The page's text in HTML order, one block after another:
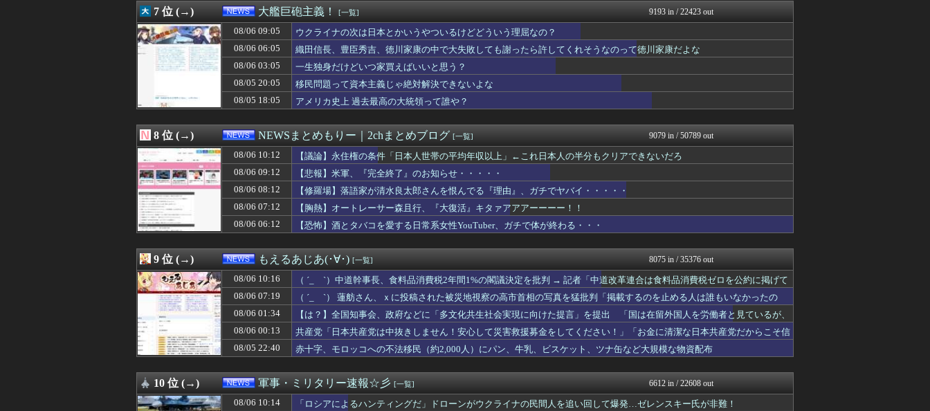
08/06 08:00
姚文元とは何者か——四人組で唯一「筆」だけで権力を握った男
ネトウヨにゅーす
08/06 07:55
北海道函館市 女子高校生の首をシャーペンで刺す…41歳の男を現行犯逮捕 面識な...
08/06 07:40
中国人男、スリ目的で日本入国か 山手線で女性から財布を盗む 捜査員に現行犯逮捕...
08/06 07:34
【為替相場】米ADPは市場予想をやや下回るもドル円に大きな値動きなし 米イラン...
かせまと！
08/06 07:33
【朗報】俺たちのラ・ムー やっぱり安い！
かせまと！
08/06 07:30
【物議】倉田真由美さん「警官を非難する人間は、一体誰の命を守りたいのか」
北朝鮮、日本に警告。「戦犯国家に戻ろうとしている日本に軍事的選択肢を検討」
08/06 07:29
スーツ着てるのに電車で何もしてない人のIQは79以下
まとめたニュース
08/06 07:28
ロシア戦車工場が攻撃されないのは、ウクライナ側が標的優先順位は低いとは判断か？...
08/06 07:19
格安電気代のためにインフラ投資を怠った韓国、朝鮮半島全域を猛暑が直撃してしまっ...
U-1 NEWS.
08/06 07:12
【胸熱】オートレーサー森且行、『大復活』キタァアアアーーーー！！
08/06 07:10
【速報】病院の屋上で「死神に扮して」患者をじっと見つめていた男性を逮捕
おーるじゃんる
08/06 07:06
【悲報】桐谷さん「人生かけて7億円貯めたのにガンで死ぬかも。もっと素直に遊べば...
08/06 07:05
反高市な自民党議員がモーニングショーに生出演、すると普段は自民を叩きまくりの某...
U-1 NEWS.
08/06 07:03
【ひまわり学級】支援学級に名前は必要なのか？
08/06 07:03
エアコンのクリーニングしてないやつｗｗｗｗｗｗｗｗ
08/06 07:02
【辺野古転覆】同志社国際高の説明、嘘だらけだった…ヘリ基地反対協議会の虚偽説明...
モナニュース
08/06 07:00
アメリカ「日本の円安ヤバくね？アジア経済に影響出るし。」
痛いニュース(ﾉ∀`)
08/06 07:00
各社のAI、続々と暴走 勝手に人間のフリをしてサイバー攻撃を仕掛ける事件が相次...
オレ的ゲーム速報＠刃
08/06 07:00
辺野古転覆 タクシー運転手が初証言 負傷生徒「海水死ぬほど飲んだ」「手を骨折し...
ゴタゴタシタニュース
08/06 07:00
【栃木】「コンビニ馬鹿にすんなよ」のオーナー夫婦、不起訴
みそパンNEWS
08/06 06:55
佐賀県のブランドいちご「いちごさん」の苗2000株盗まれる [8/5]
国難にあってもの申す！！
08/06 06:44
若者「ディズニーっておばさんの行くところでしょ」←マジか
まとめたニュース
08/06 06:40
氷河期おじさん（通称:ヒョガおじ）を徴兵して台湾に派遣するべきという風潮、徐々...
にゅーすアルー！
08/06 06:40
赤く染まってるねえ 〜 【韓国警察】侮辱容疑で韓国スターバックスに家宅捜索 ｢...
反日愚国 恨寓瘻
08/06 06:33
コストコの良さが分からんのやけど
かせまと！
08/06 06:13
イオンモール熊本の爆発､ガス管に残っていたLPガスが漏れたことが原因か 経産省...
理想ちゃんねる
08/06 06:07
【速報】日本製メモリに世界中から注文殺到！！！ １兆５０００億円で工場増築へ
あじあニュースちゃんねる
08/06 06:05
商用化目指す光量子コンピューターが稼働 研究拠点で世界初…産総研など！
軍事・ミリタリー速報☆彡
08/06 06:05
織田信長、豊臣秀吉、徳川家康の中で大失敗しても謝ったら許してくれそうなのって徳...
大艦巨砲主義！
7 位 (→) 大艦巨砲主義！ [一覧] 9193 in / 22423 out
08/06 09:05
ウクライナの次は日本とかいうやついるけどどういう理屈なの？
08/06 06:05
織田信長、豊臣秀吉、徳川家康の中で大失敗しても謝ったら許してくれそうなのって徳川家康だよな
08/06 03:05
一生独身だけどいつ家買えばいいと思う？
08/05 20:05
移民問題って資本主義じゃ絶対解決できないよな
08/05 18:05
アメリカ史上 過去最高の大統領って誰や？
8 位 (→) NEWSまとめもりー｜2chまとめブログ [一覧] 9079 in / 50789 out
08/06 10:12
【議論】永住権の条件「日本人世帯の平均年収以上」←これ日本人の半分もクリアできないだろ
08/06 09:12
【悲報】米軍、『完全終了』のお知らせ・・・・・
08/06 08:12
【修羅場】落語家が清水良太郎さんを恨んでる『理由』、ガチでヤバイ・・・・・
08/06 07:12
【胸熱】オートレーサー森且行、『大復活』キタァアアアーーーー！！
08/06 06:12
【恐怖】酒とタバコを愛する日常系女性YouTuber、ガチで体が終わる・・・
9 位 (→) もえるあじあ(･∀･) [一覧] 8075 in / 35376 out
08/06 10:16
（ ´_ゝ`）中道幹事長、食料品消費税2年間1%の閣議決定を批判 → 記者「中道改革連合は食料品消費税ゼロを公約に掲げて
いたが？」→ 階猛氏「
08/06 07:19
（ ´_ゝ`） 蓮舫さん、ｘに投稿された被災地視察の高市首相の写真を猛批判「掲載するのを止める人は誰もいなかったの
か」「あまりにも愕然としています」
08/06 01:34
【は？】全国知事会、政府などに「多文化共生社会実現に向けた提言」を提出 「国は在留外国人を労働者と見ているが、
日本人と同じ生活者」
08/06 00:13
共産党「日本共産党は中抜きしません！安心して災害救援募金をしてください！」「お金に清潔な日本共産党だからこそ信
頼できる！」
08/05 22:40 赤十字、モロッコへの不法移民（約2,000人）にパン、牛乳、ビスケット、ツナ缶など大規模な物資配布
10 位 (→) 軍事・ミリタリー速報☆彡 [一覧] 6612 in / 22608 out
08/06 10:14
「ロシアによるハンティングだ」ドローンがウクライナの民間人を追い回して爆発…ゼレンスキー氏が非難！